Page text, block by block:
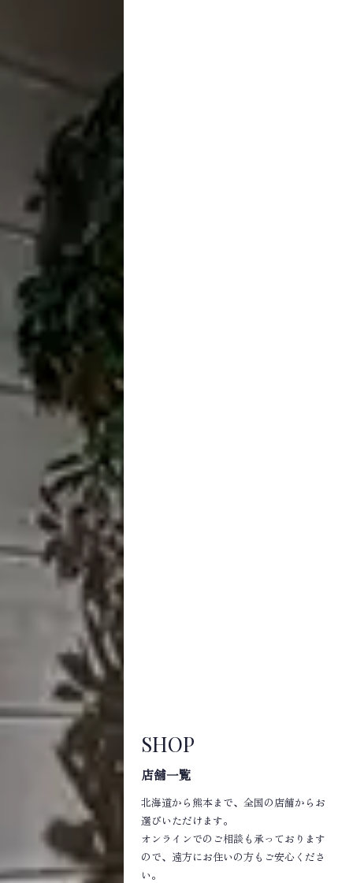
SHOP
店舗一覧
北海道から熊本まで、全国の店舗からお
選びいただけます。
オンラインでのご相談も承っております
ので、遠方にお住いの方もご安心くださ
い。